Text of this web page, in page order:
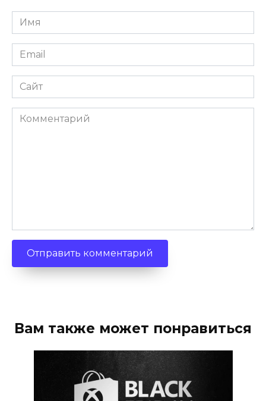
Имя
*
Email
*
Сайт
Комментарий
Вам также может понравиться